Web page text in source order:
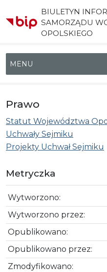
BIULETYN
SAMORZĄDU
OPOLSKIEGO
Menu główne
Prawo
Statut Województwa
Uchwały Sejmiku
Projekty Uchwał Sejmiku
Metryczka
Wytworzono:
Wytworzono przez:
Opublikowano:
Opublikowano przez:
Zmodyfikowano: